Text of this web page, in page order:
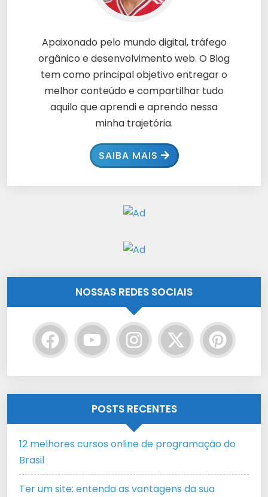
Apaixonado pelo mundo digital, tráfego
orgânico e desenvolvimento web. O Blog
tem como principal objetivo entregar o
melhor conteúdo e compartilhar tudo
aquilo que aprendi e aprendo nessa
minha trajetória.
SAIBA MAIS
NOSSAS REDES SOCIAIS
POSTS RECENTES
12 melhores cursos online de programação do
Brasil
Ter um site: entenda as vantagens da sua